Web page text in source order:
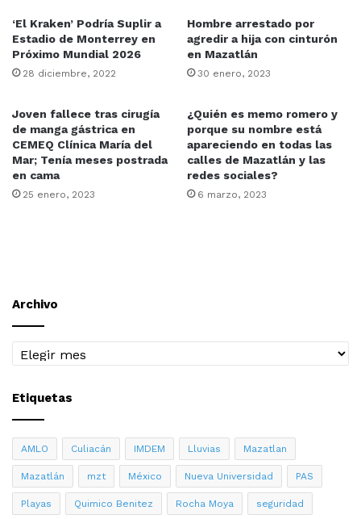
‘El Kraken’ Podría Suplir a
Estadio de Monterrey en
Próximo Mundial 2026
28 diciembre, 2022
Hombre arrestado por
agredir a hija con cinturón
en Mazatlán
30 enero, 2023
Joven fallece tras cirugía
de manga gástrica en
CEMEQ Clínica María del
Mar; Tenía meses postrada
en cama
25 enero, 2023
¿Quién es memo romero y
porque su nombre está
apareciendo en todas las
calles de Mazatlán y las
redes sociales?
6 marzo, 2023
Archivo
Archivo
Etiquetas
AMLO Culiacán IMDEM Lluvias Mazatlan
Mazatlán mzt México Nueva Universidad PAS
Playas Quimico Benitez Rocha Moya seguridad